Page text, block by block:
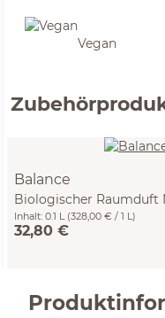
Vegan
Balance
Biologischer Raumduft
Inhalt: 0.1 L (328,00 € / 1 L)
32,80 €